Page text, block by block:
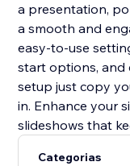
a presentation,
a smooth and
easy-to-use
start options, and
setup just copy
in. Enhance your
slideshows that
Categorias